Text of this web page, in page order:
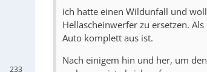
233
ich hatte einen Wildunfall und
Hellascheinwerfer zu ersetzen.
Auto komplett aus ist.
Nach einigem hin und her, um